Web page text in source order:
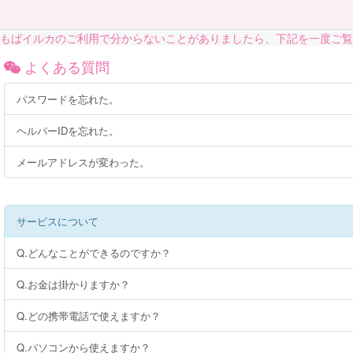
もばイルカのご利用で分からないことがありましたら、下記を一度ご覧
よくある質問
パスワードを忘れた。
ヘルパーIDを忘れた。
メールアドレスが変わった。
サービスについて
Q.どんなことができるのですか？
Q.お金は掛かりますか？
Q.どの携帯電話で使えますか？
Q.パソコンから使えますか？